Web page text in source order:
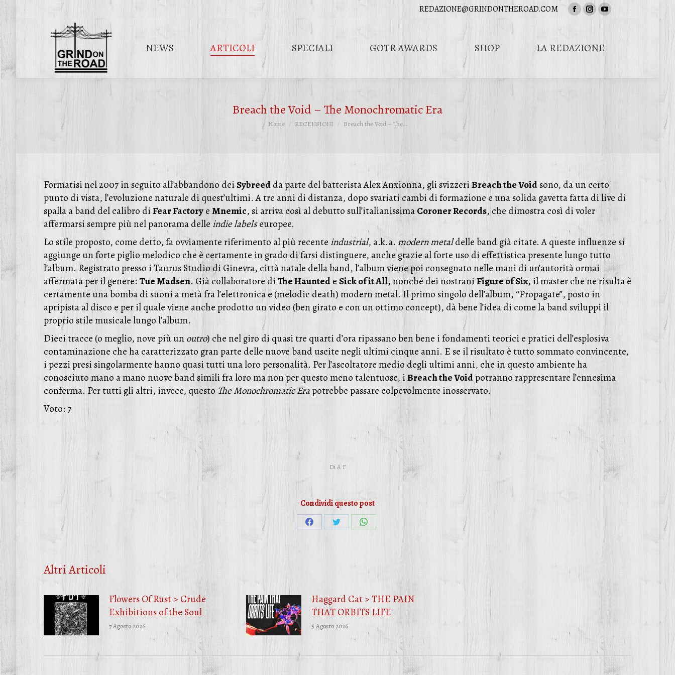
REDAZIONE@GRINDONTHEROAD.COM
Facebook
opens
in
window
Instagram
opens
in
window
YouTube
window
NEWS ARTICOLI SPECIALI GOTR AWARDS SHOP LA REDAZIONE
Breach the Void – The Monochromatic Era
Tu sei qui:
Home RECENSIONI Breach the Void – The…
Formatisi nel 2007 in seguito all’abbandono deiSybreedda parte del batterista Alex Anxionna, gli svizzeriBreach the Voidsono, da un certo
punto di vista, l’evoluzione naturale di quest’ultimi. A tre anni di distanza, dopo svariati cambi di formazione e una solida gavetta fatta di live di
spalla a band del calibro diFear FactoryeMnemic, si arriva così al debutto sull’italianissimaCoroner Records, che dimostra così di voler
affermarsi sempre più nel panorama delle indie labelseuropee.
Lo stile proposto, come detto, fa ovviamente riferimento al più recente industrial, a.k.a. modern metaldelle band già citate. A queste influenze si
aggiunge un forte piglio melodico che è certamente in grado di farsi distinguere, anche grazie al forte uso di effettistica presente lungo tutto
l’album. Registrato presso i Taurus Studio di Ginevra, città natale della band, l’album viene poi consegnato nelle mani di un’autorità ormai
affermata per il genere: Tue Madsen. Già collaboratore diThe HauntedeSick of it All, nonché dei nostraniFigure of Six, il master che ne risulta è
certamente una bomba di suoni a metà fra l’elettronica e (melodic death) modern metal. Il primo singolo dell’album, “Propagate”, posto in
apripista al disco e per il quale viene anche prodotto un video (ben girato e con un ottimo concept), dà bene l’idea di come la band sviluppi il
proprio stile musicale lungo l’album.
Dieci tracce (o meglio, nove più un outro) che nel giro di quasi tre quarti d’ora ripassano ben bene i fondamenti teorici e pratici dell’esplosiva
contaminazione che ha caratterizzato gran parte delle nuove band uscite negli ultimi cinque anni. E se il risultato è tutto sommato convincente,
i pezzi presi singolarmente hanno quasi tutti una loro personalità. Per l’ascoltatore medio degli ultimi anni, che in questo ambiente ha
conosciuto mano a mano nuove band simili fra loro ma non per questo meno talentuose, iBreach the Voidpotranno rappresentare l’ennesima
conferma. Per tutti gli altri, invece, questo The Monochromatic Erapotrebbe passare colpevolmente inosservato.
Voto: 7
DiA F
Condividi questo post
CondividiCondividiCondividi
Altri Articoli
Flowers Of Rust > Crude
Exhibitions of the Soul
7 Agosto 2026
Haggard Cat > THE PAIN
THAT ORBITS LIFE
5 Agosto 2026